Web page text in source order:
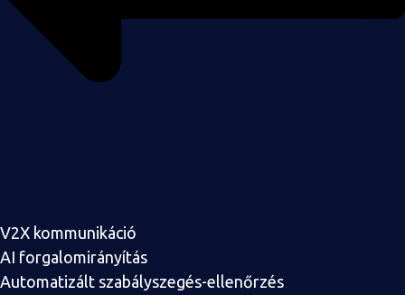
V2X kommunikáció
AI forgalomirányítás
Automatizált szabályszegés-ellenőrzés